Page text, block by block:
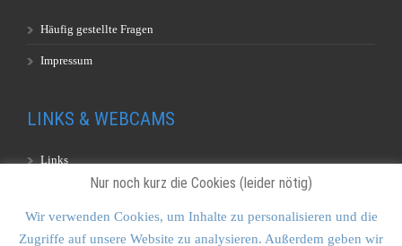
Häufig gestellte Fragen
Impressum
LINKS & WEBCAMS
Links
Nur noch kurz die Cookies (leider nötig)
Wir verwenden Cookies, um Inhalte zu personalisieren und die
Zugriffe auf unsere Website zu analysieren. Außerdem geben wir